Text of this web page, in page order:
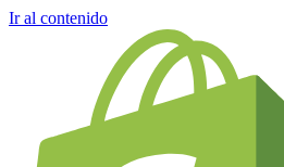
Ir al contenido